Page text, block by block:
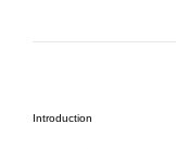
Introduction